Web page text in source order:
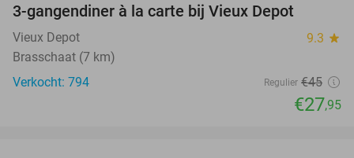
3-gangendiner à la carte bij Vieux Depot
Vieux Depot 9.3 star
Brasschaat (7 km)
Verkocht: 794
Regulier €45
€27,95